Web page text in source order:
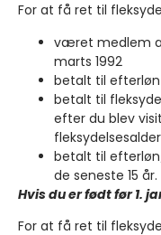
For at få ret til
været medlem
marts 1992
betalt til efterløn
betalt til
efter du blev
fleksydelsesalder
betalt til
de seneste 15 år.
Hvis du er født før 1.
For at få ret til